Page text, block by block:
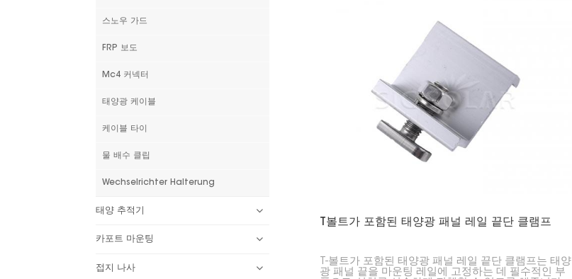
스노우 가드
FRP 보도
Mc4 커넥터
태양광 케이블
케이블 타이
물 배수 클립
Wechselrichter Halterung
태양 추적기
카포트 마운팅
접지 나사
T볼트가 포함된 태양광 패널 레일 끝단 클램프
T-볼트가 포함된 태양광 패널 레일 끝단 클램프는 태양
광 패널 끝을 마운팅 레일에 고정하는 데 필수적인 부